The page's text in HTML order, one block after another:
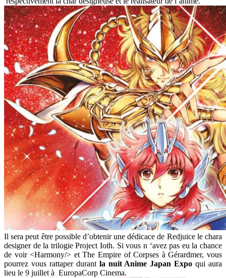
Il sera peut être possible d’obtenir une dédicace de Redjuice le chara
designer de la trilogie Project Ioth. Si vous n ‘avez pas eu la chance
de voir <Harmony/> et The Empire of Corpses à Gérardmer, vous
pourrez vous rattaper durant la nuit Anime Japan Expo qui aura
lieu le 9 juillet à EuropaCorp Cinema.